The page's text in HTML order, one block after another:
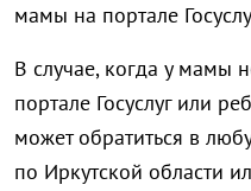
мамы на портале
В случае, когда у мамы
портале Госуслуг или
может обратиться в
по Иркутской области